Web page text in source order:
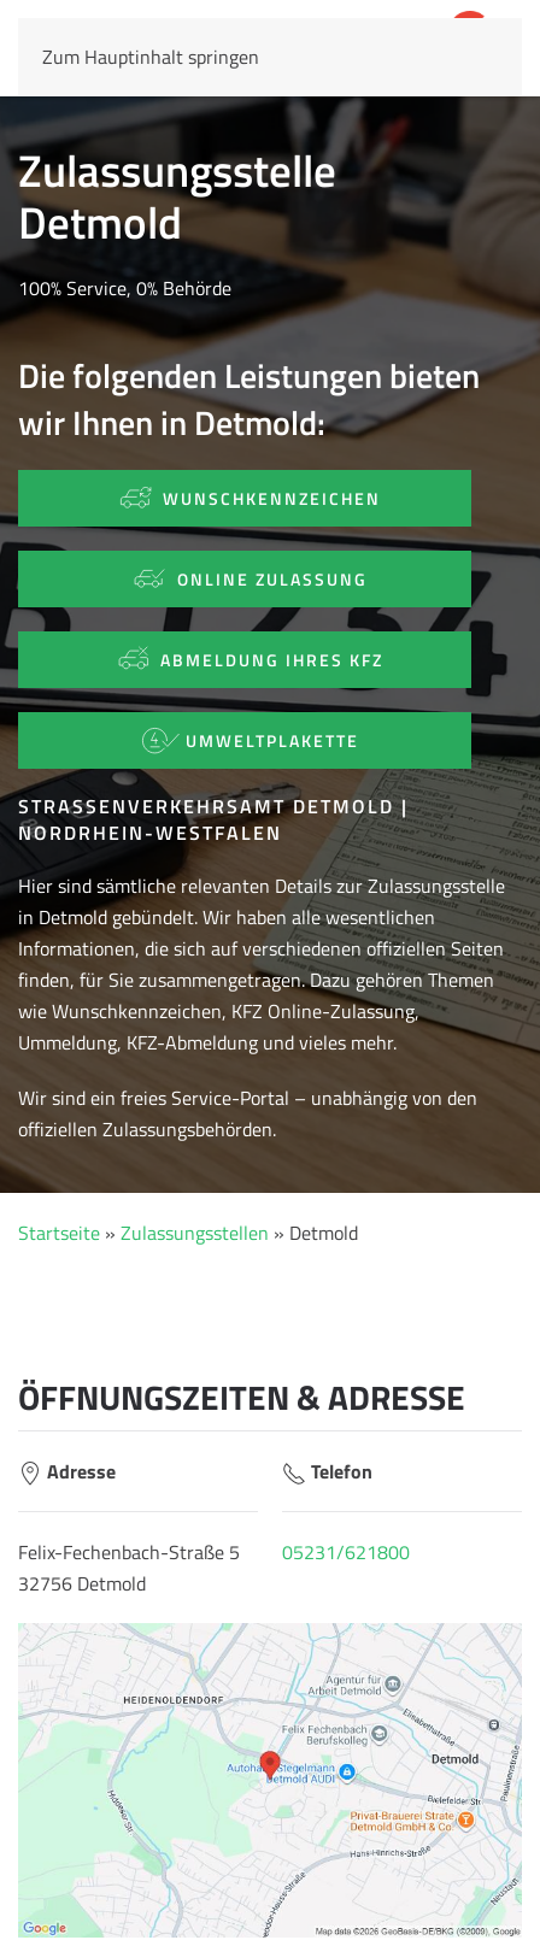
Zum Hauptinhalt springen
Zulassungsstelle
Detmold
100% Service, 0% Behörde
Die folgenden Leistungen bieten
wir Ihnen in Detmold:
WUNSCHKENNZEICHEN
ONLINE ZULASSUNG
ABMELDUNG IHRES KFZ
UMWELTPLAKETTE
STRASSENVERKEHRSAMT DETMOLD | N
ORDRHEIN-WESTFALEN
Hier sind sämtliche relevanten Details zur Zulassungsstelle
in Detmold gebündelt. Wir haben alle wesentlichen
Informationen, die sich auf verschiedenen offiziellen Seiten
finden, für Sie zusammengetragen. Dazu gehören Themen
wie Wunschkennzeichen, KFZ Online-Zulassung,
Ummeldung, KFZ-Abmeldung und vieles mehr.
Wir sind ein freies Service-Portal – unabhängig von den
offiziellen Zulassungsbehörden.
Startseite » Zulassungsstellen » Detmold
ÖFFNUNGSZEITEN & ADRESSE
Adresse
Felix-Fechenbach-Straße 5
32756 Detmold
Telefon
05231/621800